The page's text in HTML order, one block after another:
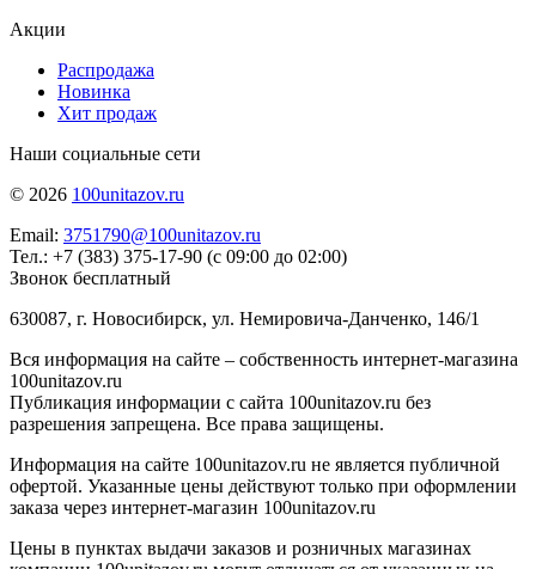
Акции
Распродажа
Новинка
Хит продаж
Наши социальные сети
© 2026 100unitazov.ru
Email: 3751790@100unitazov.ru
Тел.: +7 (383) 375-17-90 (с 09:00 до 02:00)
Звонок бесплатный
630087, г. Новосибирск, ул. Немировича-Данченко, 146/1
Вся информация на сайте – собственность интернет-магазина
100unitazov.ru
Публикация информации с сайта 100unitazov.ru без
разрешения запрещена. Все права защищены.
Информация на сайте 100unitazov.ru не является публичной
офертой. Указанные цены действуют только при оформлении
заказа через интернет-магазин 100unitazov.ru
Цены в пунктах выдачи заказов и розничных магазинах